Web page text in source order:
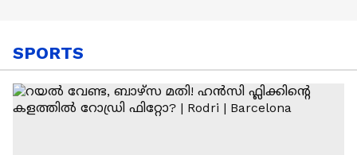
SPORTS